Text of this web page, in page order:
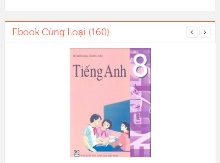
Ebook Cùng Loại (160)